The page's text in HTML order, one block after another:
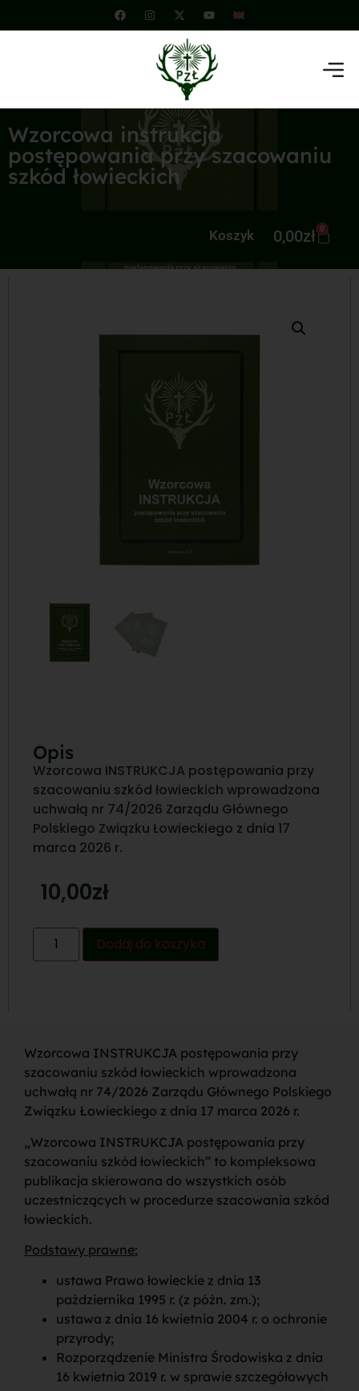
Wzorcowa instrukcja
postępowania przy szacowaniu
szkód łowieckich
Koszyk 0,00zł 0
Opis
Wzorcowa INSTRUKCJA postępowania przy
szacowaniu szkód łowieckich wprowadzona
uchwałą nr 74/2026 Zarządu Głównego
Polskiego Związku Łowieckiego z dnia 17
marca 2026 r.
10,00zł
Dodaj do koszyka
Wzorcowa INSTRUKCJA postępowania przy
szacowaniu szkód łowieckich wprowadzona
uchwałą nr 74/2026 Zarządu Głównego Polskiego
Związku Łowieckiego z dnia 17 marca 2026 r.
„Wzorcowa INSTRUKCJA postępowania przy
szacowaniu szkód łowieckich” to kompleksowa
publikacja skierowana do wszystkich osób
uczestniczących w procedurze szacowania szkód
łowieckich.
Podstawy prawne:
ustawa Prawo łowieckie z dnia 13
października 1995 r. (z późn. zm.);
ustawa z dnia 16 kwietnia 2004 r. o ochronie
przyrody;
Rozporządzenie Ministra Środowiska z dnia
16 kwietnia 2019 r. w sprawie szczegółowych